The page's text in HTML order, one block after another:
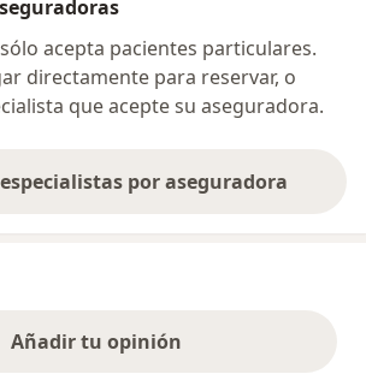
acepta pacientes particulares.
directamente para reservar, o
que acepte su aseguradora.
por aseguradora
Añadir tu opinión